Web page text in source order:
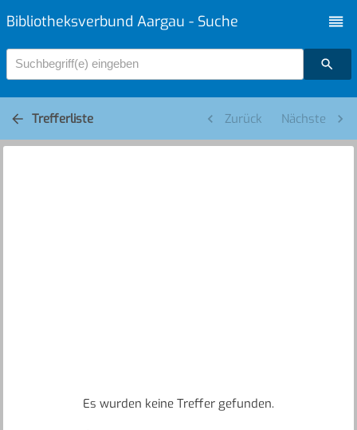
Bibliotheksverbund Aargau - Suche
Suchbegriff(e) eingeben
Trefferliste Zurück Nächste
Es wurden keine Treffer gefunden.